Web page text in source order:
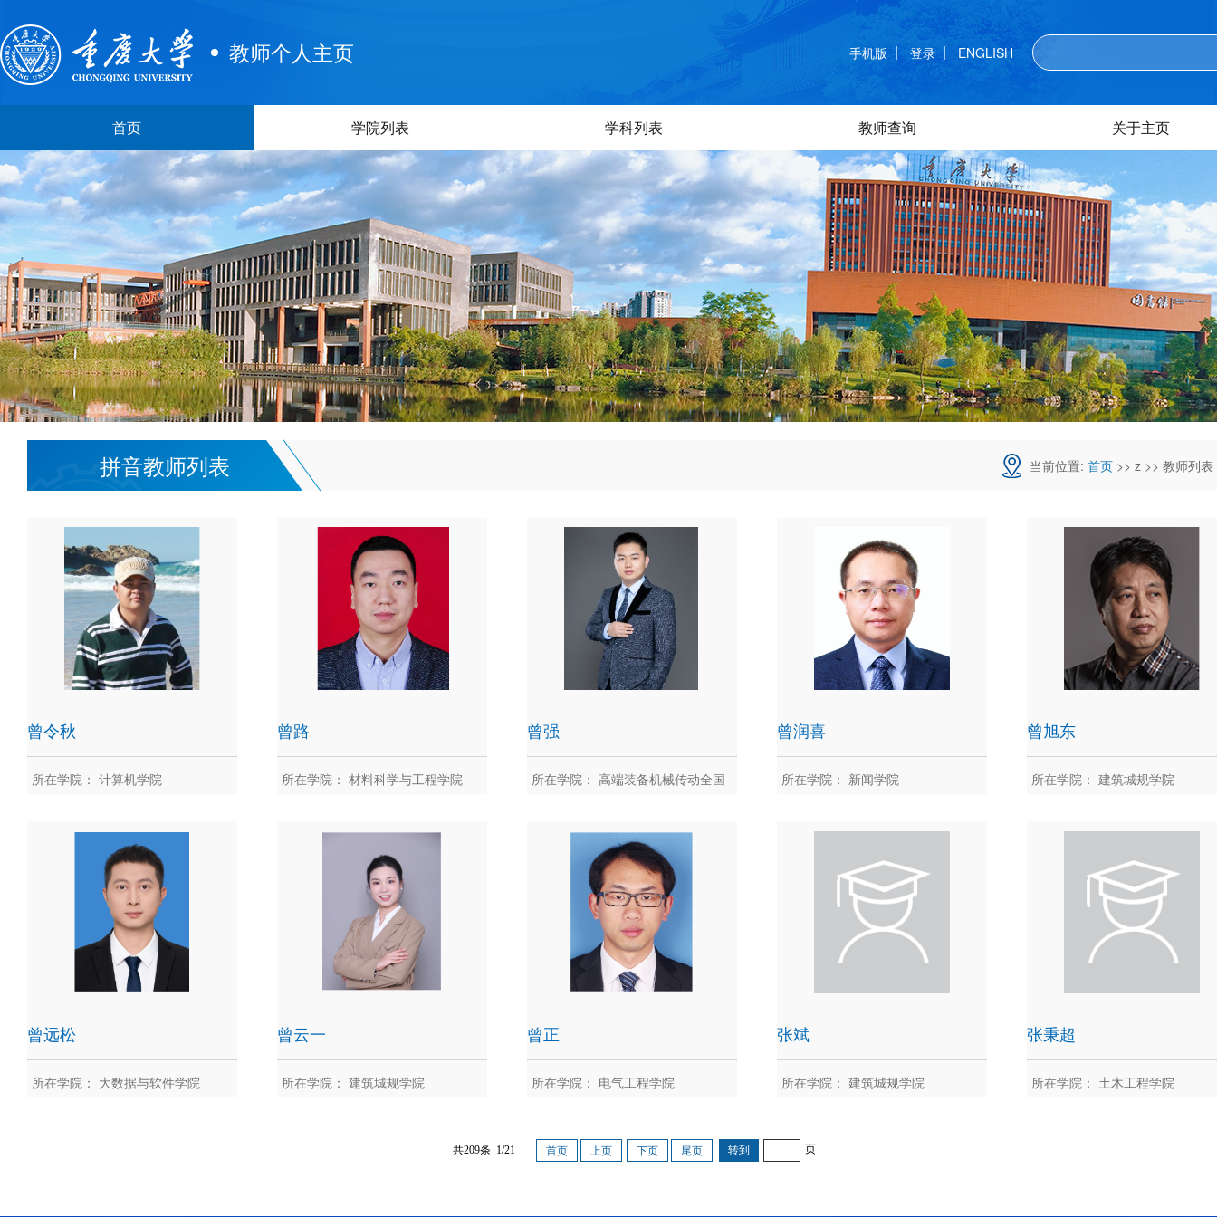
教师个人主页 手机版 登录 ENGLISH
首页 学院列表 学科列表 教师查询 关于主页
拼音教师列表 当前位置: 首页 >> z >> 教师列表
曾令秋
所在学院： 计算机学院
曾路
所在学院： 材料科学与工程学院
曾强
所在学院： 高端装备机械传动全国
曾润喜
所在学院： 新闻学院
曾旭东
所在学院： 建筑城规学院
曾远松
所在学院： 大数据与软件学院
曾云一
所在学院： 建筑城规学院
曾正
所在学院： 电气工程学院
张斌
所在学院： 建筑城规学院
张秉超
所在学院： 土木工程学院
共209条 1/21 首页 上页 下页 尾页 页